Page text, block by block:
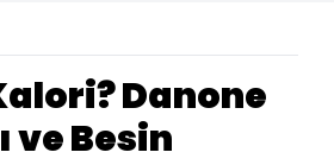
Danone
ve Besin